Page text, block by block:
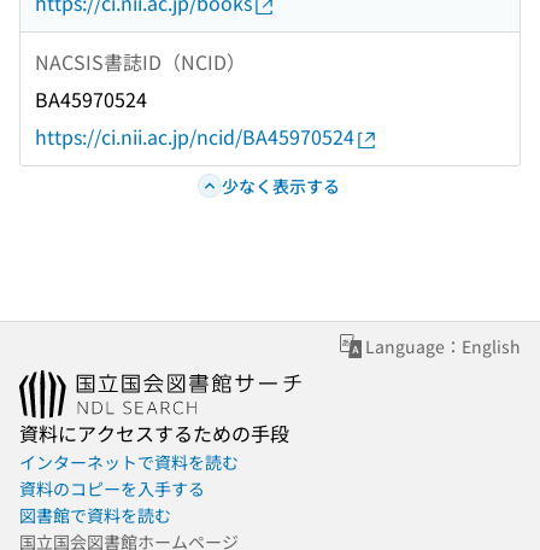
NACSIS書誌ID（NCID）
BA45970524
https://ci.nii.ac.jp/ncid/BA45970524
少なく表示する
Language：English
資料にアクセスするための手段
インターネットで資料を読む
資料のコピーを入手する
図書館で資料を読む
国立国会図書館ホームページ